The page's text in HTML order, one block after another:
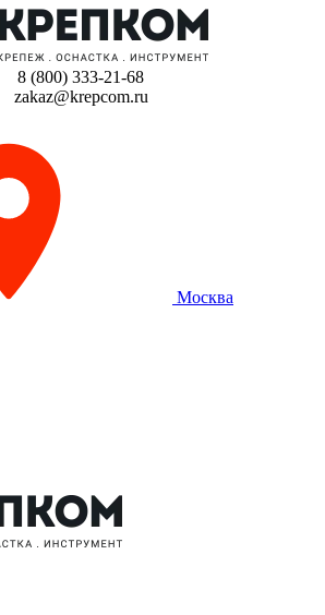
8 (800) 333-21-68
zakaz@krepcom.ru
Москва